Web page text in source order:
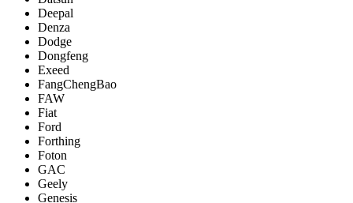
Deepal
Denza
Dodge
Dongfeng
Exeed
FangChengBao
FAW
Fiat
Ford
Forthing
Foton
GAC
Geely
Genesis